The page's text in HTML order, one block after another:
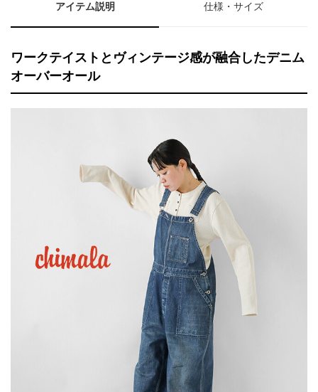
アイテム説明 仕様・サイズ
ワークテイストとヴィンテージ感が融合したデニム
オーバーオール